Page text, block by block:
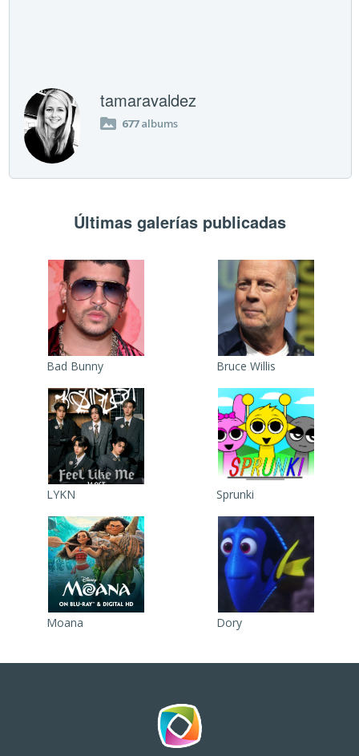
tamaravaldez
677albums
Últimas galerías publicadas
Bad Bunny Bruce Willis
LYKN Sprunki
Moana Dory